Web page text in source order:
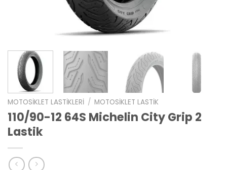
MOTOSIKLET LASTIKLERI / MOTOSIKLET LASTIK
110/90-12 64S Michelin City Grip 2
Lastik